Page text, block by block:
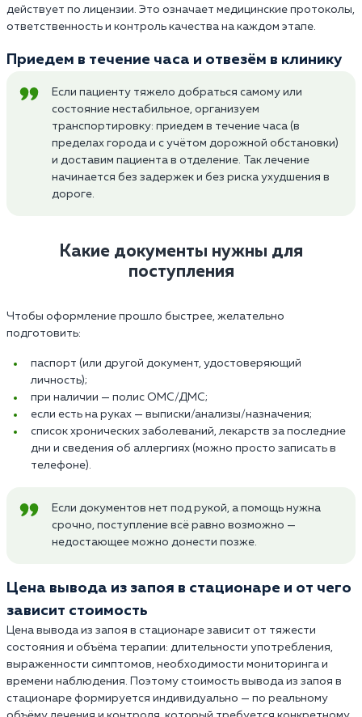
действует по лицензии. Это означает медицинские протоколы,
ответственность и контроль качества на каждом этапе.
Приедем в течение часа и отвезём в клинику
Если пациенту тяжело добраться самому или
состояние нестабильное, организуем
транспортировку: приедем в течение часа (в
пределах города и с учётом дорожной обстановки)
и доставим пациента в отделение. Так лечение
начинается без задержек и без риска ухудшения в
дороге.
Какие документы нужны для
поступления
Чтобы оформление прошло быстрее, желательно
подготовить:
паспорт (или другой документ, удостоверяющий
личность);
при наличии — полис ОМС/ДМС;
если есть на руках — выписки/анализы/назначения;
список хронических заболеваний, лекарств за последние
дни и сведения об аллергиях (можно просто записать в
телефоне).
Если документов нет под рукой, а помощь нужна
срочно, поступление всё равно возможно —
недостающее можно донести позже.
Цена вывода из запоя в стационаре и от чего
зависит стоимость
Цена вывода из запоя в стационаре зависит от тяжести
состояния и объёма терапии: длительности употребления,
выраженности симптомов, необходимости мониторинга и
времени наблюдения. Поэтому стоимость вывода из запоя в
стационаре формируется индивидуально — по реальному